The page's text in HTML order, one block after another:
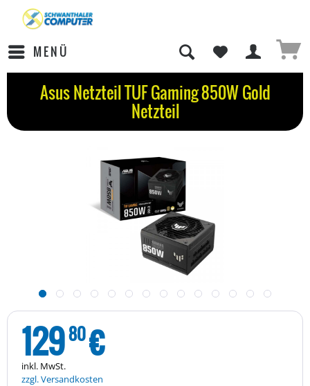
MENÜ
Asus Netzteil TUF Gaming 850W Gold
Netzteil
12980€
inkl. MwSt.
zzgl. Versandkosten